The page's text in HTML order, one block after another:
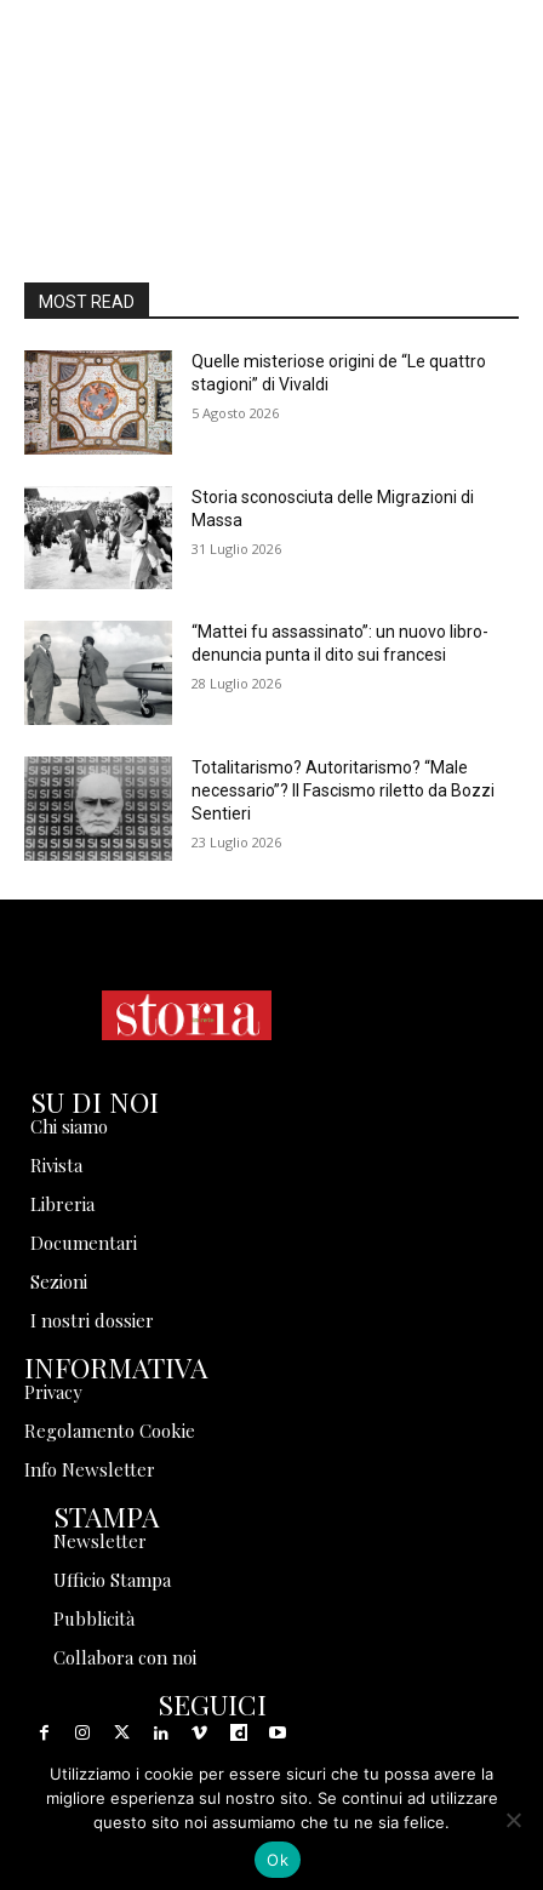
MOST READ
Quelle misteriose origini de “Le quattro
stagioni” di Vivaldi
5 Agosto 2026
Storia sconosciuta delle Migrazioni di
Massa
31 Luglio 2026
“Mattei fu assassinato”: un nuovo libro-
denuncia punta il dito sui francesi
28 Luglio 2026
Totalitarismo? Autoritarismo? “Male
necessario”? Il Fascismo riletto da Bozzi
Sentieri
23 Luglio 2026
SU DI NOI
Chi siamo
Rivista
Libreria
Documentari
Sezioni
I nostri dossier
INFORMATIVA
Privacy
Regolamento Cookie
Info Newsletter
STAMPA
Newsletter
Ufficio Stampa
Pubblicità
Collabora con noi
SEGUICI
© 1999 - 2025 Storia in Rete Srl - Tutti i diritti riservati - P.
IVA 08570971005
Utilizziamo i cookie per essere sicuri che tu possa avere la
migliore esperienza sul nostro sito. Se continui ad utilizzare
questo sito noi assumiamo che tu ne sia felice.
Ok